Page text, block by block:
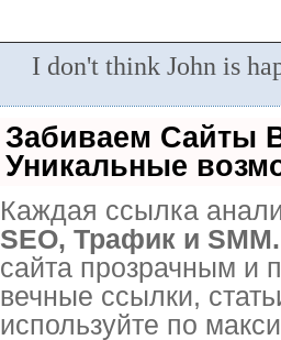
I don't think John is
Забиваем Сайты
Уникальные
Каждая ссылка
SEO, Трафик и SMM.
сайта прозрачным и
вечные ссылки,
используйте по